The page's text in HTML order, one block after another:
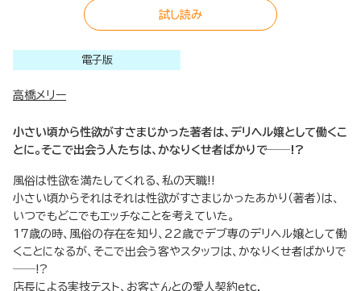
試し読み
電子版
高橋メリー
小さい頃から性欲がすさまじかった著者は、デリヘル嬢として働くこ
とに。そこで出会う人たちは、かなりくせ者ばかりで──!?
風俗は性欲を満たしてくれる、私の天職!!
小さい頃からそれはそれは性欲がすさまじかったあかり（著者）は、
いつでもどこでもエッチなことを考えていた。
17歳の時、風俗の存在を知り、22歳でデブ専のデリヘル嬢として働
くことになるが、そこで出会う客やスタッフは、かなりくせ者ばかりで
──!?
店長による実技テスト、お客さんとの愛人契約etc.